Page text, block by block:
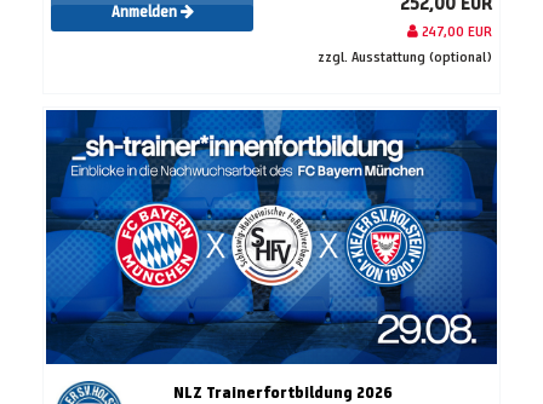
Anmelden
247,00 EUR
zzgl. Ausstattung (optional)
NLZ Trainerfortbildung 2026